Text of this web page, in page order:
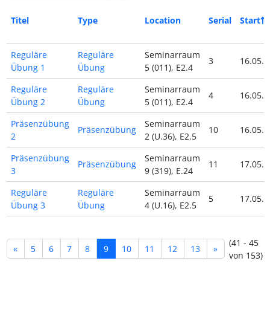
Titel Type Location Serial Start
Reguläre
Übung 1
Reguläre
Übung
Seminarraum
5 (011), E2.4
3
Reguläre
Übung 2
Reguläre
Übung
Seminarraum
5 (011), E2.4
4
Präsenzübung
2
Präsenzübung
Seminarraum
2 (U.36), E2.5
10
Präsenzübung
3
Präsenzübung
Seminarraum
9 (319), E.24
11
Reguläre
Übung 3
Reguläre
Übung
Seminarraum
4 (U.16), E2.5
5
« 5 6 7 8 9 10 11 12 13 »
(41 - 45
von 153)